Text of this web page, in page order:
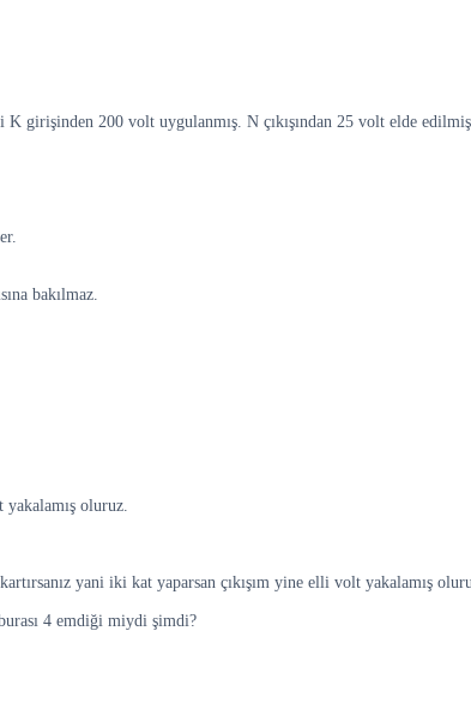
girişinden 200 volt uygulanmış. N çıkışından 25 volt elde
bakılmaz.
yakalamış oluruz.
yani iki kat yaparsan çıkışım yine elli volt yakalamış
burası 4 emdiği miydi şimdi?